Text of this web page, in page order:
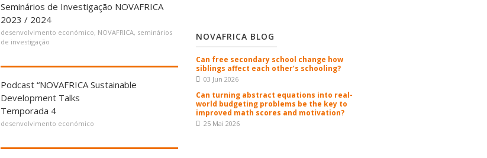
Seminários de Investigação NOVAFRICA
2023 / 2024
desenvolvimento económico, NOVAFRICA, seminários
de investigação
Podcast “NOVAFRICA Sustainable
Development Talks
Temporada 4
desenvolvimento económico
NOVAFRICA BLOG
Can free secondary school change how
siblings affect each other’s schooling?
03 Jun 2026
Can turning abstract equations into real-
world budgeting problems be the key to
improved math scores and motivation?
25 Mai 2026